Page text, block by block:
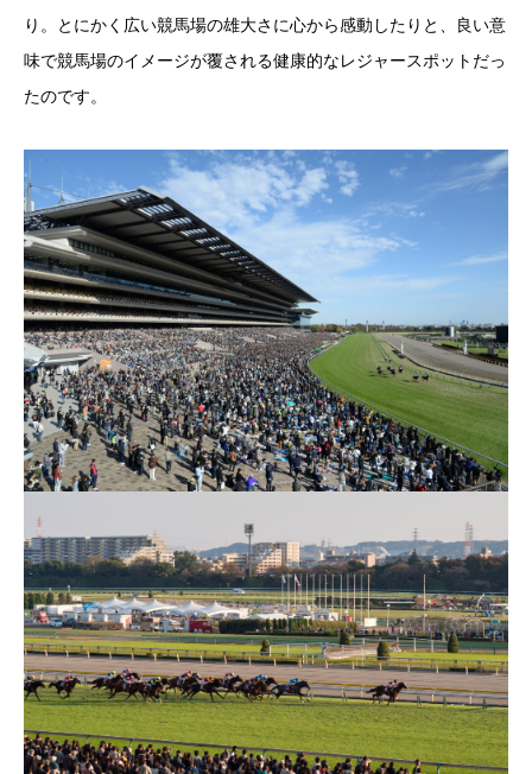
り。とにかく広い競馬場の雄大さに心から感動したりと、良い意
味で競馬場のイメージが覆される健康的なレジャースポットだっ
たのです。